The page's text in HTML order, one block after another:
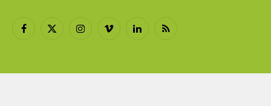
Facebook
X
InstagramVimeo LinkedInRSS